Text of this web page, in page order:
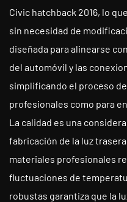
Civic hatchback 2016, lo
sin necesidad de
diseñada para alinearse
del automóvil y las
simplificando el proceso
profesionales como para
La calidad es una
fabricación de la luz
materiales profesionales
fluctuaciones de
robustas garantiza que la